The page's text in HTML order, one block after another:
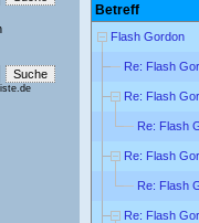
Betreff
Flash Gordon
Re: Flash
Re: Flash
Re: Flash
Re: Flash
Re: Flash
Re: Flash